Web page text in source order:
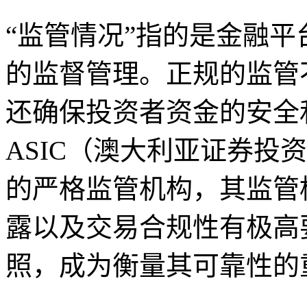
“监管情况”指的是金融
的监督管理。正规的监
还确保投资者资金的安
ASIC（澳大利亚证券投
的严格监管机构，其监
露以及交易合规性有极
照，成为衡量其可靠性